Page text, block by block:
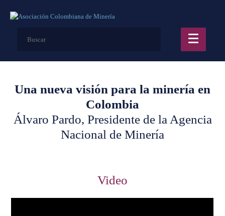
Una nueva visión para la minería en
Colombia
Álvaro Pardo, Presidente de la Agencia
Nacional de Minería
Video